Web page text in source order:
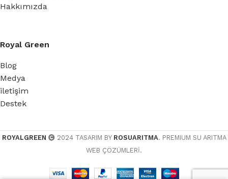
Hakkımızda
Royal Green
Blog
Medya
iletişim
Destek
ROYALGREEN 2024 TASARIM BY ROSUARITMA. PREMIUM SU ARITMA
WEB ÇÖZÜMLERİ.